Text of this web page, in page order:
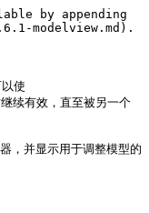
by appending
modelview.md).
使
续有效，直至被另一个
并显示用于调整模型的